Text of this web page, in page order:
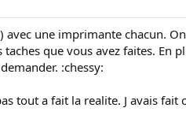
une imprimante chacun.
que vous avez faites. En
:chessy:
tout a fait la realite. J avais fait